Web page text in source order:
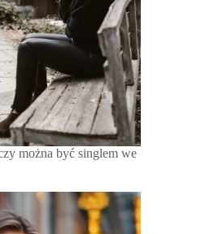
można być singlem we